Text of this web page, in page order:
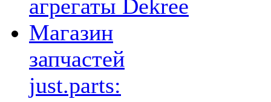
агрегаты Dekree
Магазин
запчастей
just.parts: